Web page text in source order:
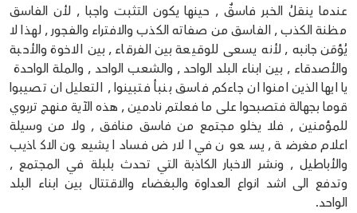
عندما ينقلُ الخبر فاسقٌ , حينها يكون التثبت واجبا , لأن الفاسق
مظنة الكذب , الفاسق من صفاته الكذب والافتراء والفجور , لهذا لا
يُؤمَن جانبه , لأنه يسعى للوقيعة بين الفرقاء , بين الاخوة والأحبة
والأصدقاء , بين ابناء البلد الواحد , والشعب الواحد , والملة الواحدة
يا ايها الذين امنوا ان جاءكم فاسق بنبأ فتبينوا , التعليل ان تصيبوا
قوما بجهالة فتصبحوا على ما فعلتم نادمين , هذه الآية منهج تربوي
للمؤمنين , فلا يخلو مجتمع من فاسق منافق , ولا من وسيلة
اعلام مغرضة , يسعون في الارض فسادا يشيعون الاكاذيب
والأباطيل , ونشر الاخبار الكاذبة التي تحدث بلبلة في المجتمع ,
وتدفع الى اشد انواع العداوة والبغضاء والاقتتال بين ابناء البلد
الواحد.